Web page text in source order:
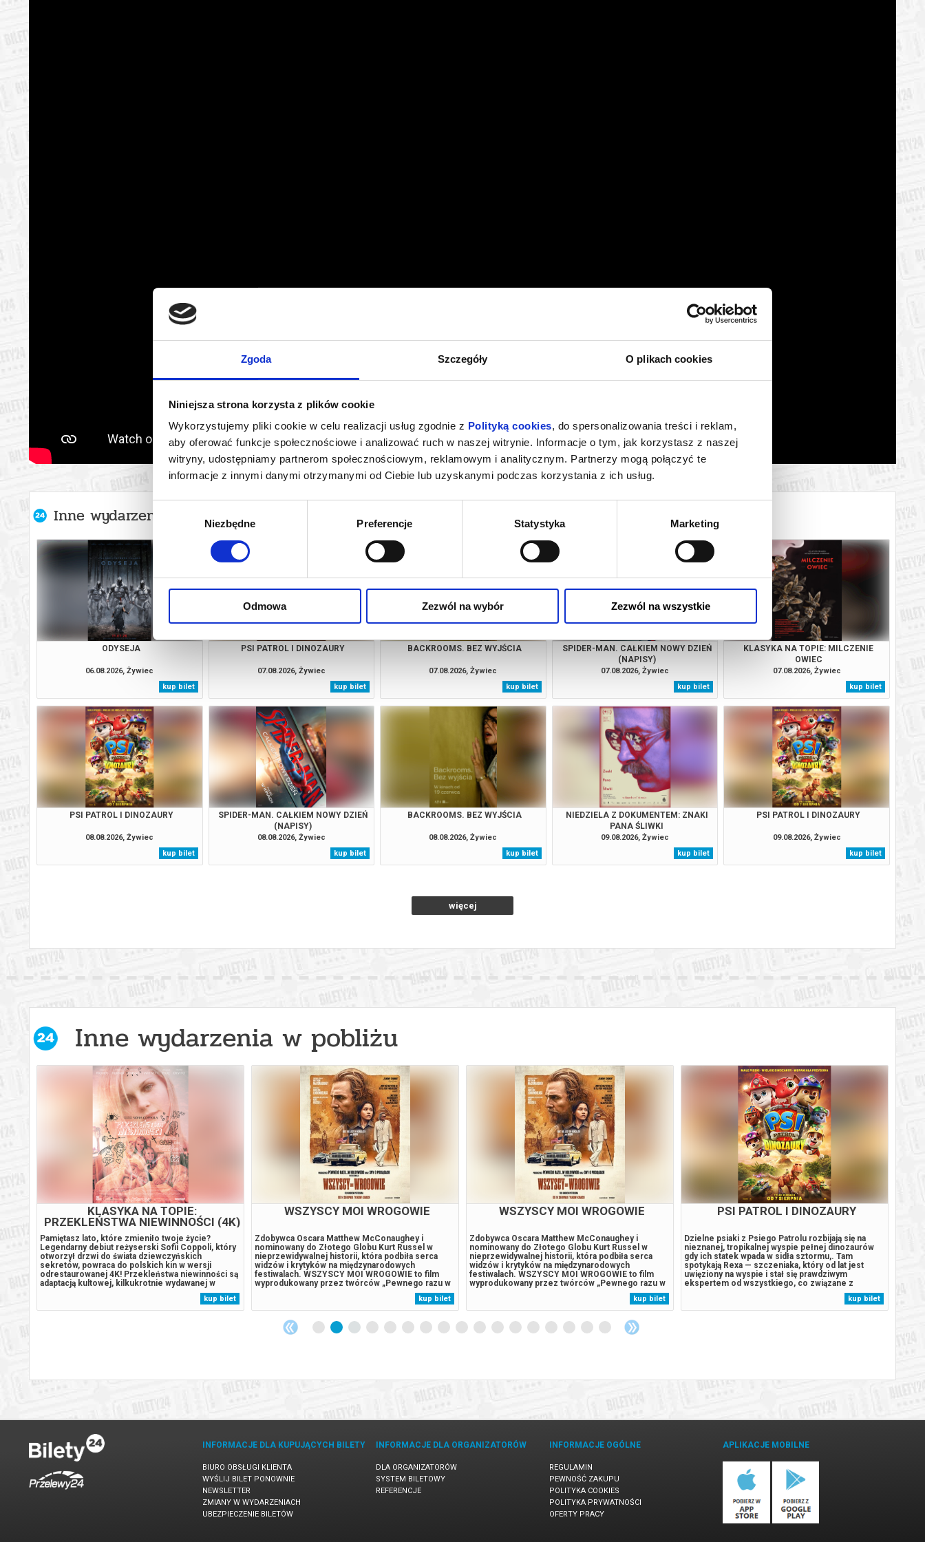
Zgoda Szczegóły O plikach cookies
Niniejsza strona korzysta z plików cookie
Wykorzystujemy pliki cookie w celu realizacji usług zgodnie z Polityką cookies, do spersonalizowania treści i reklam,
aby oferować funkcje społecznościowe i analizować ruch w naszej witrynie. Informacje o tym, jak korzystasz z naszej
witryny, udostępniamy partnerom społecznościowym, reklamowym i analitycznym. Partnerzy mogą połączyć te
informacje z innymi danymi otrzymanymi od Ciebie lub uzyskanymi podczas korzystania z ich usług.
Niezbędne Preferencje Statystyka Marketing
Odmowa Zezwól na wybór Zezwól na wszystkie
Inne wydarzenia organizatora
ODYSEJA
06.08.2026, Żywiec
kup bilet
PSI PATROL I DINOZAURY
07.08.2026, Żywiec
kup bilet
BACKROOMS. BEZ WYJŚCIA
07.08.2026, Żywiec
kup bilet
SPIDER-MAN. CAŁKIEM NOWY DZIEŃ
(NAPISY)
07.08.2026, Żywiec
kup bilet
KLASYKA NA TOPIE: MILCZENIE
OWIEC
07.08.2026, Żywiec
kup bilet
PSI PATROL I DINOZAURY
08.08.2026, Żywiec
kup bilet
SPIDER-MAN. CAŁKIEM NOWY DZIEŃ
(NAPISY)
08.08.2026, Żywiec
kup bilet
BACKROOMS. BEZ WYJŚCIA
08.08.2026, Żywiec
kup bilet
NIEDZIELA Z DOKUMENTEM: ZNAKI
PANA ŚLIWKI
09.08.2026, Żywiec
kup bilet
PSI PATROL I DINOZAURY
09.08.2026, Żywiec
kup bilet
więcej
Inne wydarzenia w pobliżu
KLASYKA NA TOPIE:
PRZEKLEŃSTWA NIEWINNOŚCI (4K)
Pamiętasz lato, które zmieniło twoje życie?
Legendarny debiut reżyserski Sofii Coppoli, który
otworzył drzwi do świata dziewczyńskich
sekretów, powraca do polskich kin w wersji
odrestaurowanej 4K! Przekleństwa niewinności są
adaptacją kultowej, kilkukrotnie wydawanej w
Polsce powieści Jeffreya Eugenidesa. Historia
pięciu sióstr Lisbon opowiada o pierwszych razach
i wkraczaniu w dorosłość, przed którą...
kup bilet
WSZYSCY MOI WROGOWIE
Zdobywca Oscara Matthew McConaughey i
nominowany do Złotego Globu Kurt Russel w
nieprzewidywalnej historii, która podbiła serca
widzów i krytyków na międzynarodowych
festiwalach. WSZYSCY MOI WROGOWIE to film
wyprodukowany przez twórców „Pewnego razu w
Hollywood” oraz „Snów o pociągach”, opowieść o
ludziach z peryferii, którzy próbują zbudować coś
trwałego w świecie rządzonym przez chaos. Za
kamerą...
kup bilet
WSZYSCY MOI WROGOWIE
Zdobywca Oscara Matthew McConaughey i
nominowany do Złotego Globu Kurt Russel w
nieprzewidywalnej historii, która podbiła serca
widzów i krytyków na międzynarodowych
festiwalach. WSZYSCY MOI WROGOWIE to film
wyprodukowany przez twórców „Pewnego razu w
Hollywood” oraz „Snów o pociągach”, opowieść o
ludziach z peryferii, którzy próbują zbudować coś
trwałego w świecie rządzonym przez chaos. Za
kamerą...
kup bilet
PSI PATROL I DINOZAURY
Dzielne psiaki z Psiego Patrolu rozbijają się na
nieznanej, tropikalnej wyspie pełnej dinozaurów
gdy ich statek wpada w sidła sztormu,. Tam
spotykają Rexa — szczeniaka, który od lat jest
uwięziony na wyspie i stał się prawdziwym
ekspertem od wszystkiego, co związane z
pradawnymi gadami. Sytuacja wymyka się spod
kontroli, gdy odwieczny rywal piesków, burmistrz
Humdinger, Zaczyna pozyskiwać surowce,...
kup bilet
INFORMACJE DLA KUPUJĄCYCH BILETY
BIURO OBSŁUGI KLIENTA
WYŚLIJ BILET PONOWNIE
NEWSLETTER
ZMIANY W WYDARZENIACH
UBEZPIECZENIE BILETÓW
INFORMACJE DLA ORGANIZATORÓW
DLA ORGANIZATORÓW
SYSTEM BILETOWY
REFERENCJE
INFORMACJE OGÓLNE
REGULAMIN
PEWNOŚĆ ZAKUPU
POLITYKA COOKIES
POLITYKA PRYWATNOŚCI
OFERTY PRACY
APLIKACJE MOBILNE